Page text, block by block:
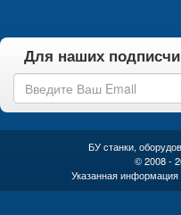
Для наших
БУ станки,
© 2008 -
Указанная